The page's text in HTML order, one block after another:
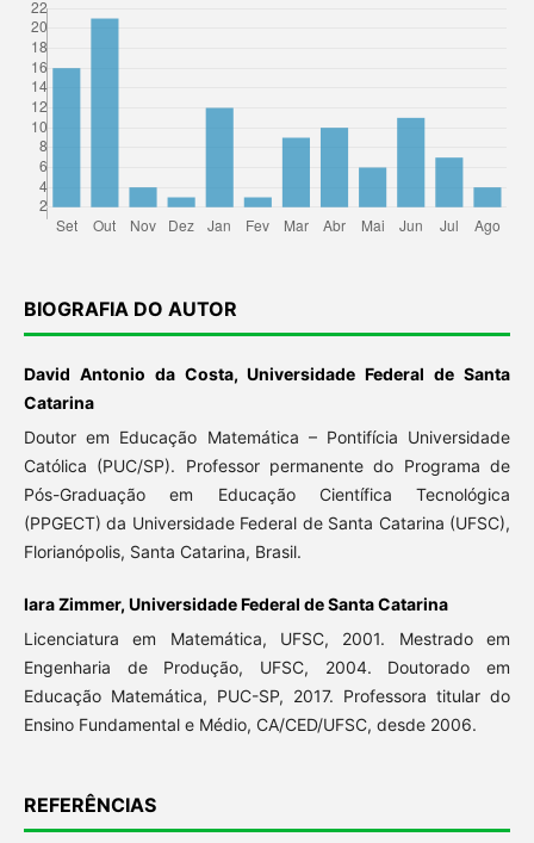
BIOGRAFIA DO AUTOR
David Antonio da Costa, Universidade Federal de Santa
Catarina
Doutor em Educação Matemática – Pontifícia Universidade
Católica (PUC/SP). Professor permanente do Programa de
Pós-Graduação em Educação Científica Tecnológica
(PPGECT) da Universidade Federal de Santa Catarina (UFSC),
Florianópolis, Santa Catarina, Brasil.
Iara Zimmer, Universidade Federal de Santa Catarina
Licenciatura em Matemática, UFSC, 2001. Mestrado em
Engenharia de Produção, UFSC, 2004. Doutorado em
Educação Matemática, PUC-SP, 2017. Professora titular do
Ensino Fundamental e Médio, CA/CED/UFSC, desde 2006.
REFERÊNCIAS